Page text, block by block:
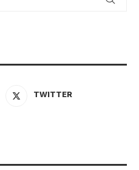
TWITTER